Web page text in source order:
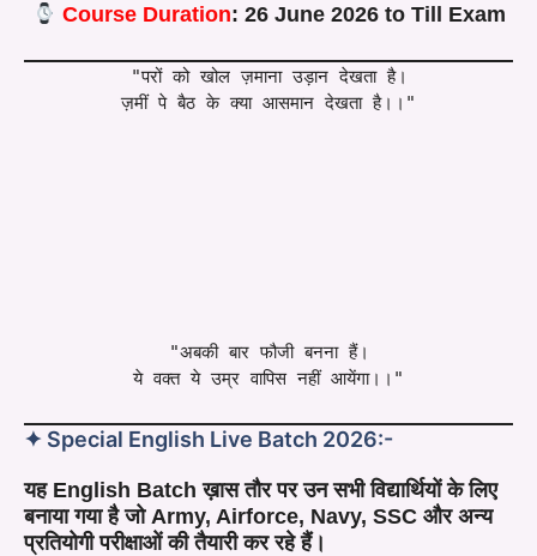
Course Duration: 26 June 2026 to Till Exam
"परों को खोल ज़माना उड़ान देखता है।
ज़मीं पे बैठ के क्या आसमान देखता है।।"
"अबकी बार फौजी बनना हैं।
ये वक्त ये उम्र वापिस नहीं आयेंगा।।"
✦ Special English Live Batch 2026:-
यह English Batch ख़ास तौर पर उन सभी विद्यार्थियों के लिए
बनाया गया है जो Army, Airforce, Navy, SSC और अन्य
प्रतियोगी परीक्षाओं की तैयारी कर रहे हैं।